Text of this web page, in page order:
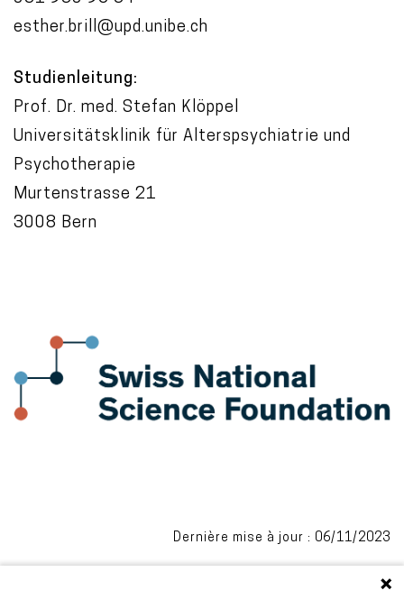
esther.brill@upd.unibe.ch
Studienleitung:
Prof. Dr. med. Stefan Klöppel
Universitätsklinik für Alterspsychiatrie und
Psychotherapie
Murtenstrasse 21
3008 Bern
Dernière mise à jour : 06/11/2023